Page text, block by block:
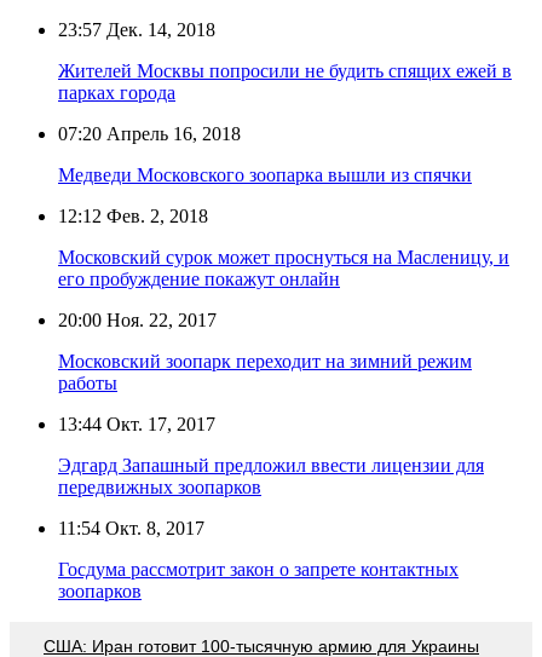
23:57 Дек. 14, 2018
Жителей Москвы попросили не будить спящих ежей в
парках города
07:20 Апрель 16, 2018
Медведи Московского зоопарка вышли из спячки
12:12 Фев. 2, 2018
Московский сурок может проснуться на Масленицу, и
его пробуждение покажут онлайн
20:00 Ноя. 22, 2017
Московский зоопарк переходит на зимний режим
работы
13:44 Окт. 17, 2017
Эдгард Запашный предложил ввести лицензии для
передвижных зоопарков
11:54 Окт. 8, 2017
Госдума рассмотрит закон о запрете контактных
зоопарков
США: Иран готовит 100-тысячную армию для Украины